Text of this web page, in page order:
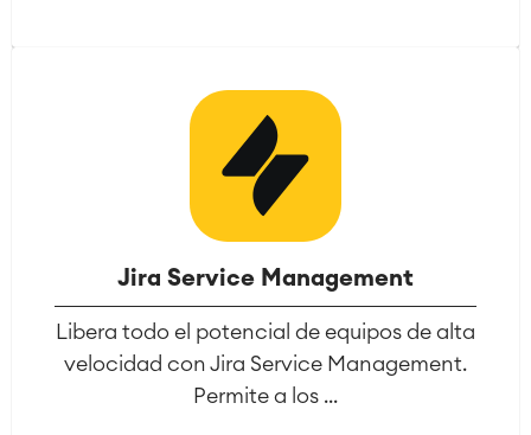
Jira Service Management
Libera todo el potencial de equipos de alta
velocidad con Jira Service Management.
Permite a los ...